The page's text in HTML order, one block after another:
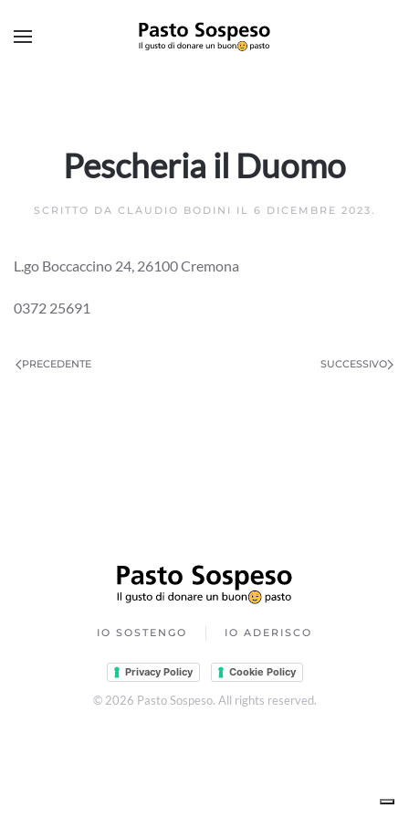
Skip to main content
Pescheria il Duomo
SCRITTO DA CLAUDIO BODINI IL 6 DICEMBRE 2023.
L.go Boccaccino 24, 26100 Cremona
0372 25691
PRECEDENTE SUCCESSIVO
IO SOSTENGO IO ADERISCO
Privacy Policy Cookie Policy
© 2026 Pasto Sospeso. All rights reserved.